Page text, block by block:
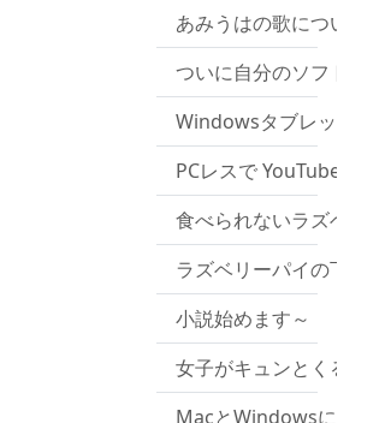
あみうはの歌について
ついに自分のソフトウ
Windowsタブレットを
PCレスで YouTubeの曲
食べられないラズベリー
ラズベリーパイの下ごし
小説始めます～
女子がキュンとくる行動
MacとWindowsについ